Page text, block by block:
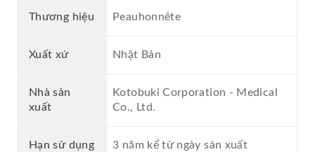
Thương hiệu Peauhonnête
Xuất xứ Nhật Bản
Nhà sản
xuất
Kotobuki Corporation - Medical
Co., Ltd.
Hạn sử dụng 3 năm kể từ ngày sản xuất
SON MÔI CAO CẤP